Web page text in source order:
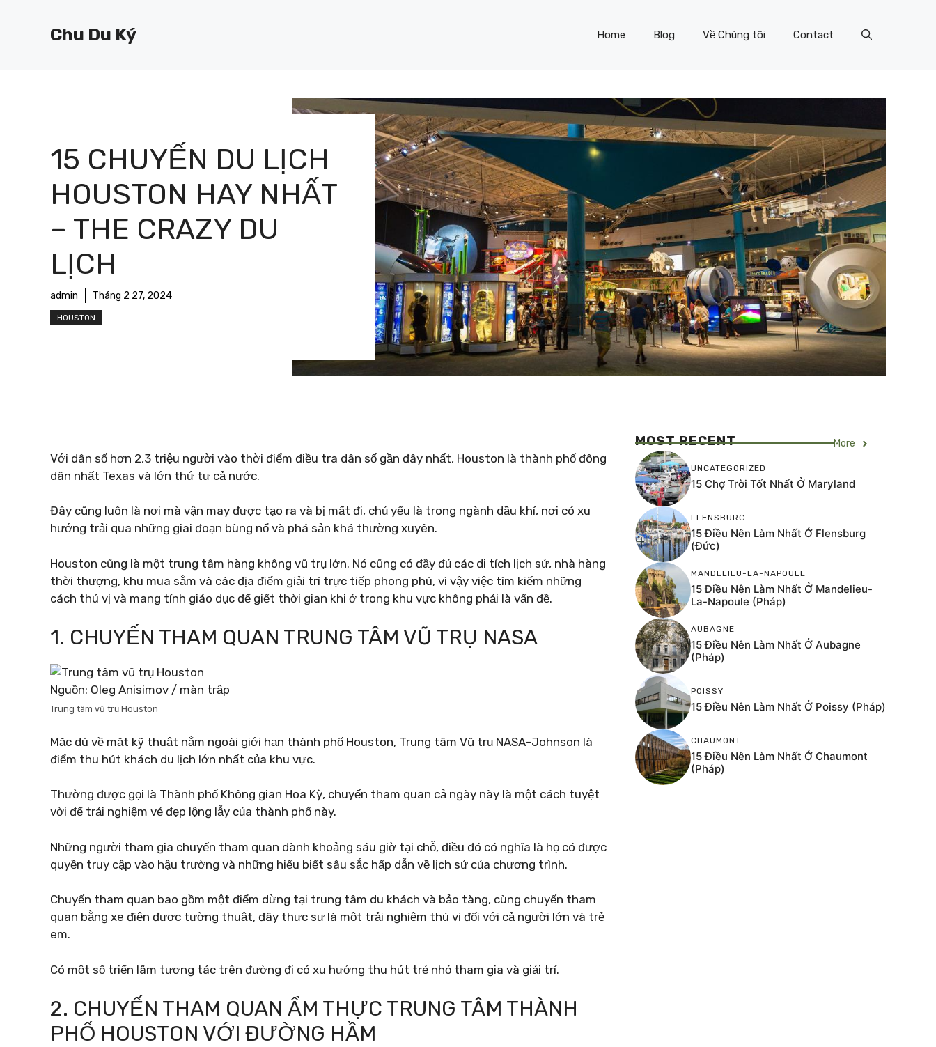
Chu Du Ký Home Blog Về Chúng tôi Contact
15 CHUYẾN DU LỊCH
HOUSTON HAY NHẤT
– THE CRAZY DU
LỊCH
admin Tháng 2 27, 2024
HOUSTON
Với dân số hơn 2,3 triệu người vào thời điểm điều tra dân số gần đây nhất, Houston là thành phố đông
dân nhất Texas và lớn thứ tư cả nước.
Đây cũng luôn là nơi mà vận may được tạo ra và bị mất đi, chủ yếu là trong ngành dầu khí, nơi có xu
hướng trải qua những giai đoạn bùng nổ và phá sản khá thường xuyên.
Houston cũng là một trung tâm hàng không vũ trụ lớn. Nó cũng có đầy đủ các di tích lịch sử, nhà hàng
thời thượng, khu mua sắm và các địa điểm giải trí trực tiếp phong phú, vì vậy việc tìm kiếm những
cách thú vị và mang tính giáo dục để giết thời gian khi ở trong khu vực không phải là vấn đề.
1. CHUYẾN THAM QUAN TRUNG TÂM VŨ TRỤ NASA
Nguồn: Oleg Anisimov / màn trập
Trung tâm vũ trụ Houston
Mặc dù về mặt kỹ thuật nằm ngoài giới hạn thành phố Houston, Trung tâm Vũ trụ NASA-Johnson là
điểm thu hút khách du lịch lớn nhất của khu vực.
Thường được gọi là Thành phố Không gian Hoa Kỳ, chuyến tham quan cả ngày này là một cách tuyệt
vời để trải nghiệm vẻ đẹp lộng lẫy của thành phố này.
Những người tham gia chuyến tham quan dành khoảng sáu giờ tại chỗ, điều đó có nghĩa là họ có được
quyền truy cập vào hậu trường và những hiểu biết sâu sắc hấp dẫn về lịch sử của chương trình.
Chuyến tham quan bao gồm một điểm dừng tại trung tâm du khách và bảo tàng, cùng chuyến tham
quan bằng xe điện được tường thuật, đây thực sự là một trải nghiệm thú vị đối với cả người lớn và trẻ
em.
Có một số triển lãm tương tác trên đường đi có xu hướng thu hút trẻ nhỏ tham gia và giải trí.
2. CHUYẾN THAM QUAN ẨM THỰC TRUNG TÂM THÀNH
PHỐ HOUSTON VỚI ĐƯỜNG HẦM
MOST RECENT More
UNCATEGORIZED
15 Chợ Trời Tốt Nhất Ở Maryland
FLENSBURG
15 Điều Nên Làm Nhất Ở Flensburg
(Đức)
MANDELIEU-LA-NAPOULE
15 Điều Nên Làm Nhất Ở Mandelieu-
La-Napoule (Pháp)
AUBAGNE
15 Điều Nên Làm Nhất Ở Aubagne
(Pháp)
POISSY
15 Điều Nên Làm Nhất Ở Poissy (Pháp)
CHAUMONT
15 Điều Nên Làm Nhất Ở Chaumont
(Pháp)